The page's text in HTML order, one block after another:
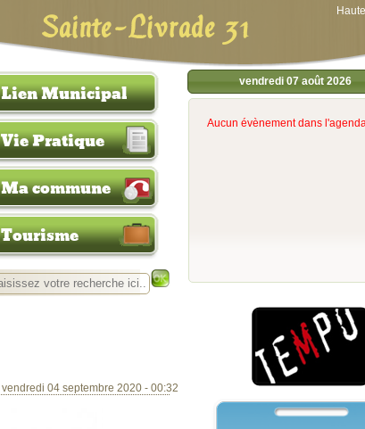
Sainte-Livrade 31
Lien Municipal
Vie Pratique
Ma commune
Tourisme
vendredi 07 août 2026
Aucun évènement dans
vendredi 04 septembre 2020 - 00:32